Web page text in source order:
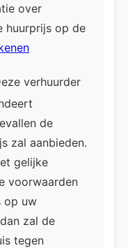
over
huurprijs op de
verhuurder
de
zal aanbieden.
gelijke
voorwaarden
op uw
zal de
tegen